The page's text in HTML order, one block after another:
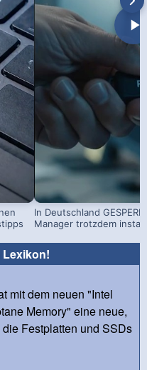
In Deutschland
Manager trotzdem
Lexikon!
mit dem neuen "Intel
Memory" eine neue,
Festplatten und SSDs